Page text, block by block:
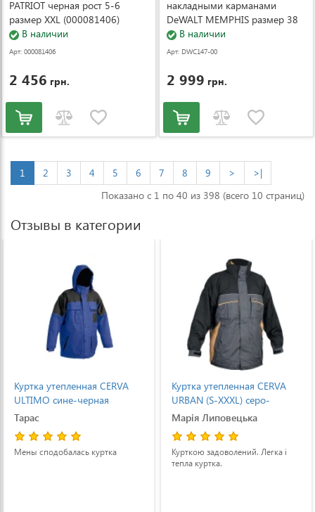
PATRIOT черная рост 5-6
размер XXL (000081406)
В наличии
Арт: 000081406
2 456 грн.
накладными карманами
DeWALT MEMPHIS размер 38
(DWC147-004-3831)
В наличии
Арт: DWC147-00
2 999 грн.
1 2 3 4 5 6 7 8 9 >
>|
Показано с 1 по 40 из 398 (всего 10 страниц)
Отзывы в категории
Куртка утепленная CERVA
ULTIMO сине-черная
Тарас
Мены сподобалась куртка
Куртка утепленная CERVA
URBAN (S-XXXL) серо-
черная
Марія Липовецька
Курткою задоволений. Легка і
тепла куртка.